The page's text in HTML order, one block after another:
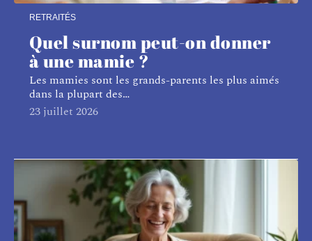
RETRAITÉS
Quel surnom peut-on donner
à une mamie ?
Les mamies sont les grands-parents les plus aimés
dans la plupart des…
23 juillet 2026